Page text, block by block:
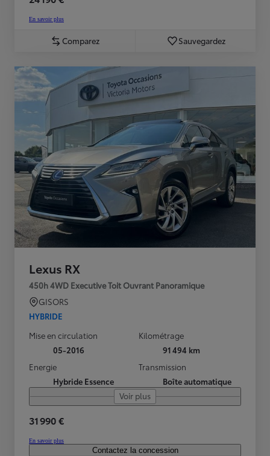
En savoir plus
Comparez Sauvegardez
Lexus RX
450h 4WD Executive Toit Ouvrant Panoramique
GISORS
HYBRIDE
Mise en circulation
05-2016
Kilométrage
91 494 km
Energie
Hybride Essence
Transmission
Boîte automatique
Voir plus
31 990 €
En savoir plus
Contactez la concession